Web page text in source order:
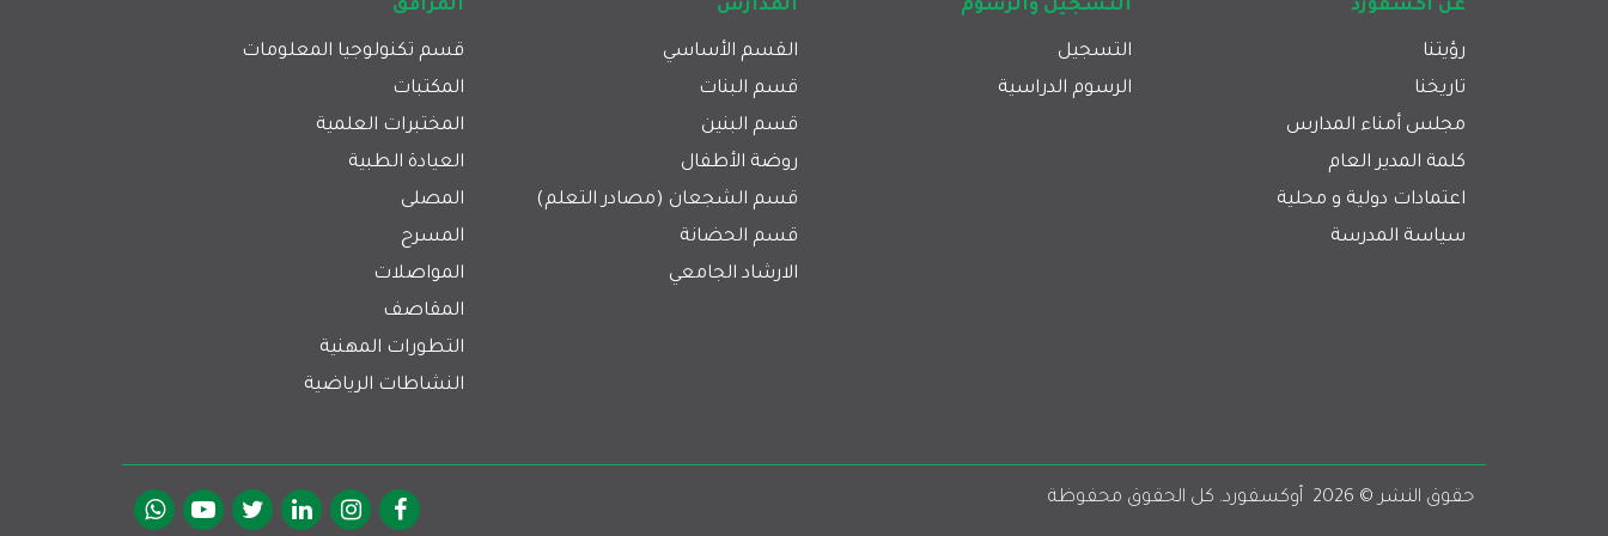
عن اكسفورد
رؤيتنا
تاريخنا
مجلس أمناء المدارس
كلمة المدير العام
اعتمادات دولية و محلية
سياسة المدرسة
التسجيل والرسوم
التسجيل
الرسوم الدراسية
المدارس
القسم الأساسي
قسم البنات
قسم البنين
روضة الأطفال
قسم الشجعان (مصادر التعلم)
قسم الحضانة
الارشاد الجامعي
المرافق
قسم تكنولوجيا المعلومات
المكتبات
المختبرات العلمية
العيادة الطبية
المصلى
المسرح
المواصلات
المقاصف
التطورات المهنية
النشاطات الرياضية
حقوق النشر © 2026
  أوكسفورد. كل الحقوق محفوظة
Social Media